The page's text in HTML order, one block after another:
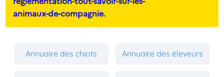
animaux-de-compagnie.
Annuaire des chiots Annuaire des éleveurs